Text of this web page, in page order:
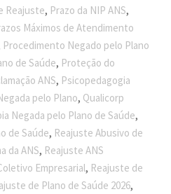
Reajuste, Prazo da NIP ANS,
Máximos de Atendimento
Procedimento Negado pelo Plano
de Saúde, Proteção do
ANS, Psicopedagogia
pelo Plano, Qualicorp
Negada pelo Plano de Saúde,
de Saúde, Reajuste Abusivo de
da ANS, Reajuste ANS
Empresarial, Reajuste de
de Plano de Saúde 2026,